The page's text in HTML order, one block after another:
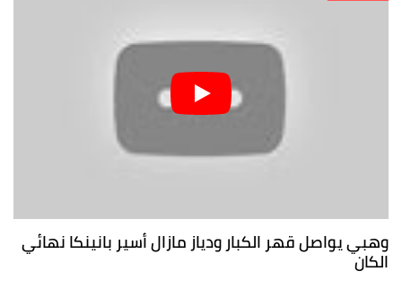
وهبي يواصل قهر الكبار ودياز مازال أسير بانينكا نهائي
الكان